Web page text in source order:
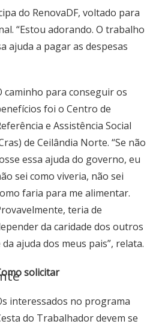
do RenovaDF, voltado para
“Estou adorando. O trabalho
ajuda a pagar as despesas
caminho para conseguir os
foi o Centro de
e Assistência Social
de Ceilândia Norte. “Se não
essa ajuda do governo, eu
sei como viveria, não sei
faria para me alimentar.
teria de
da caridade dos outros
da ajuda dos meus pais”, relata.
solicitar
interessados no programa
do Trabalhador devem se